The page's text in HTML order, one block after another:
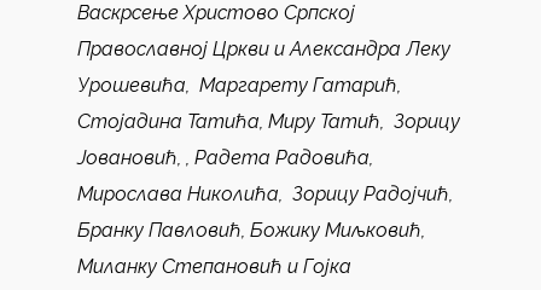
Васкрсење Христово Српској
Православној Цркви и Александра Леку
Урошевића, Маргарету Гатарић,
Стојадина Татића, Миру Татић, Зорицу
Јовановић, , Радета Радовића,
Мирослава Николића, Зорицу Радојчић,
Бранку Павловић, Божику Миљковић,
Миланку Степановић и Гојка